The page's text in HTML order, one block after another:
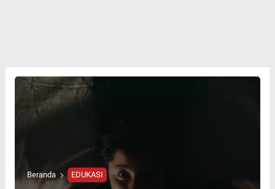
Beranda EDUKASI